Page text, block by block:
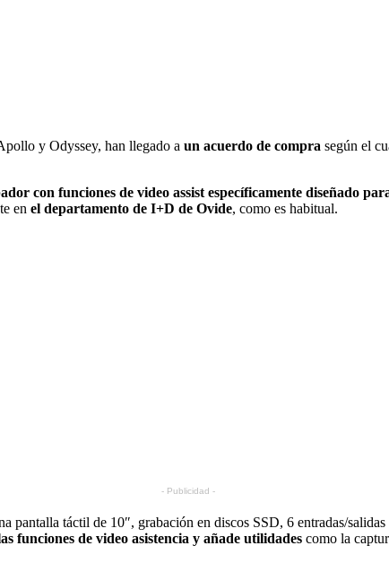
y Odyssey, han llegado a un acuerdo de compra según el
con funciones de video assist específicamente diseñado
en el departamento de I+D de Ovide, como es habitual.
- Publicidad -
pantalla táctil de 10″, grabación en discos SSD, 6 entradas/
funciones de video asistencia y añade utilidades como la